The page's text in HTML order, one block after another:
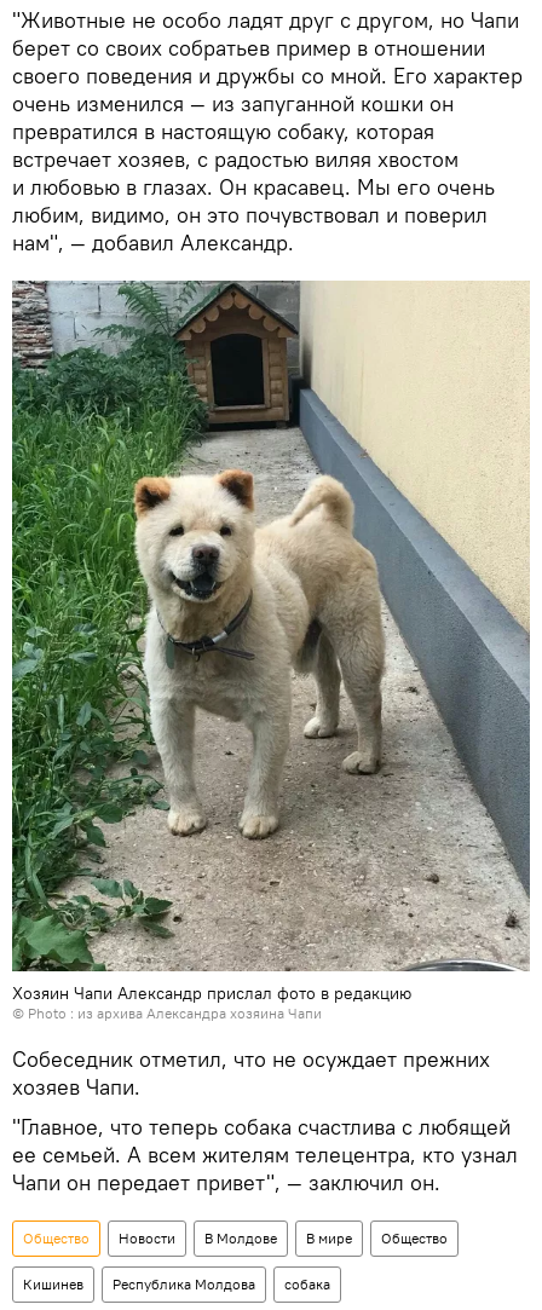
"Животные не особо ладят друг с другом, но Чапи
берет со своих собратьев пример в отношении
своего поведения и дружбы со мной. Его характер
очень изменился — из запуганной кошки он
превратился в настоящую собаку, которая
встречает хозяев, с радостью виляя хвостом
и любовью в глазах. Он красавец. Мы его очень
любим, видимо, он это почувствовал и поверил
нам", — добавил Александр.
Хозяин Чапи Александр прислал фото в редакцию
© Photo : из архива Александра хозяина Чапи
Собеседник отметил, что не осуждает прежних
хозяев Чапи.
"Главное, что теперь собака счастлива с любящей
ее семьей. А всем жителям телецентра, кто узнал
Чапи он передает привет", — заключил он.
Общество Новости В Молдове В мире Общество
Кишинев Республика Молдова собака